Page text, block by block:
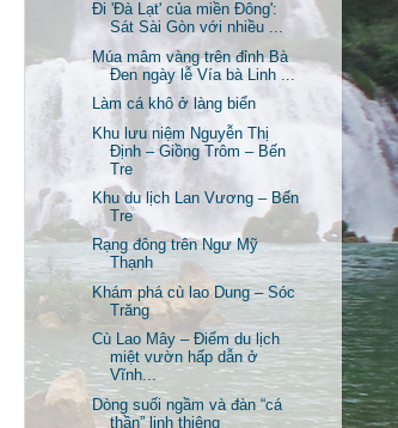
Đi 'Đà Lạt' của miền Đông':
Sát Sài Gòn với nhiều ...
Múa mâm vàng trên đỉnh Bà
Đen ngày lễ Vía bà Linh ...
Làm cá khô ở làng biển
Khu lưu niệm Nguyễn Thị
Định – Giồng Trôm – Bến
Tre
Khu du lịch Lan Vương – Bến
Tre
Rạng đông trên Ngư Mỹ
Thạnh
Khám phá cù lao Dung – Sóc
Trăng
Cù Lao Mây – Điểm du lịch
miệt vườn hấp dẫn ở
Vĩnh...
Dòng suối ngầm và đàn “cá
thần” linh thiêng